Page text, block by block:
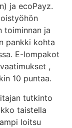
ja ecoPayz.
toiminnan ja
pankki kohta
E-lompakot
,
10 puntaa.
tutkinto
taistella
loitsu